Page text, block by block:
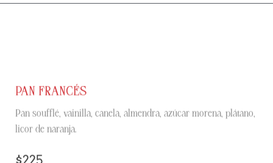
PAN FRANCÉS
Pan soufflé, vainilla, canela, almendra, azúcar morena, plátano,
licor de naranja.
$225